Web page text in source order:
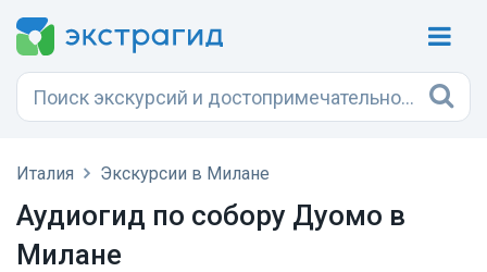
Италия Экскурсии в Милане
Аудиогид по собору Дуомо в
Милане